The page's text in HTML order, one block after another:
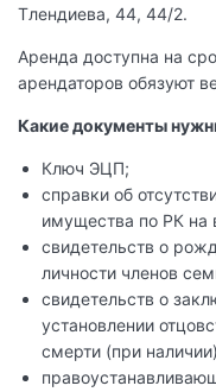
Тлендиева, 44, 44/2.
Аренда доступна на
арендаторов обязуют
Какие документы
Ключ ЭЦП;
справки об
имущества по РК на
свидетельств о
личности членов
свидетельств о
установлении
смерти (при